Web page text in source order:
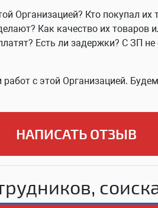
Организацией? Кто покупал их
Как качество их товаров
Есть ли задержки? С ЗП
с этой Организацией.
НАПИСАТЬ ОТЗЫВ